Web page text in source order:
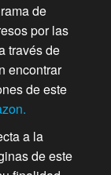
de
por las
través de
encontrar
de este
a la
de este